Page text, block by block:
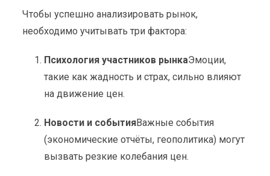
Чтобы успешно анализировать рынок,
необходимо учитывать три фактора:
Психология участников рынкаЭмоции,
такие как жадность и страх, сильно влияют
на движение цен.
Новости и событияВажные события
(экономические отчёты, геополитика) могут
вызвать резкие колебания цен.